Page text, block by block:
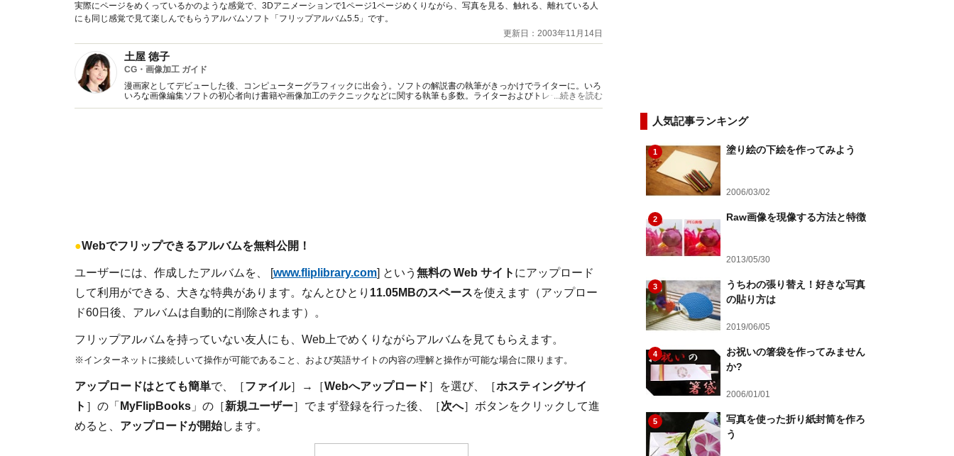
実際にページをめくっているかのような感覚で、3Dアニメーションで1ページ1ページめくりながら、写真を見る、触れる、離れている人
にも同じ感覚で見て楽しんでもらうアルバムソフト「フリップアルバム5.5」です。
更新日：2003年11月14日
土屋 徳子
CG・画像加工 ガイド
漫画家としてデビューした後、コンピューターグラフィックに出会う。ソフトの解説書の執筆がきっかけでライターに。いろ
いろな画像編集ソフトの初心者向け書籍や画像加工のテクニックなどに関する執筆も多数。ライターおよびトレーナー、イラ
ストレーターとしても活躍中。
...続きを読む
●Webでフリップできるアルバムを無料公開！
ユーザーには、作成したアルバムを、 [www.fliplibrary.com] という 無料の Web サイト にアップロード
して利用ができる、大きな特典があります。なんとひとり 11.05MBのスペースを使えます（アップロー
ド60日後、アルバムは自動的に削除されます）。
フリップアルバムを持っていない友人にも、Web上でめくりながらアルバムを見てもらえます。
※インターネットに接続しいて操作が可能であること、および英語サイトの内容の理解と操作が可能な場合に限ります。
アップロードはとても簡単で、［ファイル］→［Webへアップロード］を選び、［ホスティングサイ
ト ］の「 MyFlipBooks 」の［新規ユーザー］でまず登録を行った後、［次へ］ボタンをクリックして進
めると、 アップロードが開始します。
人気記事ランキング
1 塗り絵の下絵を作ってみよう
2006/03/02
2 Raw画像を現像する方法と特徴
2013/05/30
3
うちわの張り替え！好きな写真
の貼り方は
2019/06/05
4
お祝いの箸袋を作ってみません
か?
2006/01/01
5
写真を使った折り紙封筒を作ろ
う